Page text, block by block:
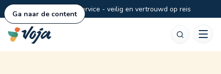
Ga naar de content
Persoonlijke service - veilig en vertrouwd op reis
Zoeken